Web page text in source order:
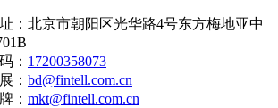
：北京市朝阳区光华路4号东方梅地亚中
： 17200358073
： bd@fintell.com.cn
： mkt@fintell.com.cn